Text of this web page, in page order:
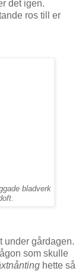
det igen.
ros till er
bladverk
under gårdagen.
som skulle
hette så